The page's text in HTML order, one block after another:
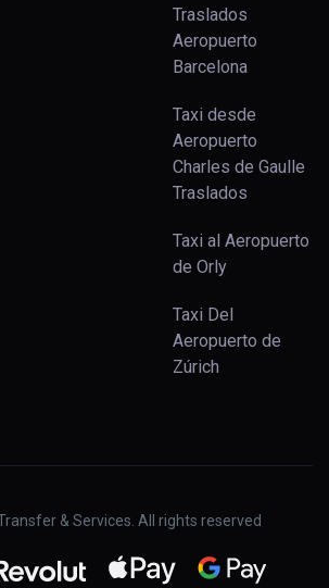
Traslados
Aeropuerto
Barcelona
Taxi desde
Aeropuerto
Charles de Gaulle
Traslados
Taxi al Aeropuerto
de Orly
Taxi Del
Aeropuerto de
Zúrich
& Services. All rights reserved